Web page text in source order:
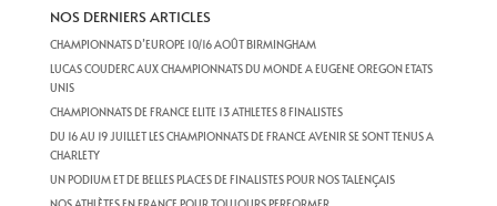
NOS DERNIERS ARTICLES
CHAMPIONNATS D’EUROPE 10/16 AOÛT BIRMINGHAM
LUCAS COUDERC AUX CHAMPIONNATS DU MONDE A EUGENE OREGON ETATS
UNIS
CHAMPIONNATS DE FRANCE ELITE 13 ATHLETES 8 FINALISTES
DU 16 AU 19 JUILLET LES CHAMPIONNATS DE FRANCE AVENIR SE SONT TENUS A
CHARLETY
UN PODIUM ET DE BELLES PLACES DE FINALISTES POUR NOS TALENÇAIS